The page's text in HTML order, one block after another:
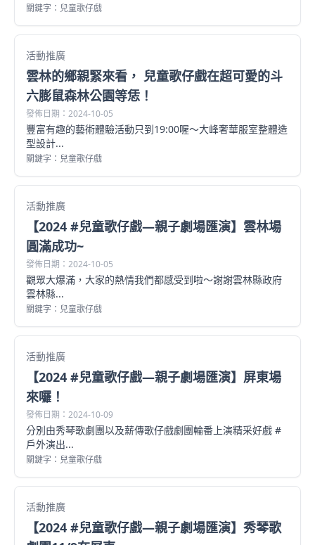
關鍵字：兒童歌仔戲
活動推廣
雲林的鄉親緊來看， 兒童歌仔戲在超可愛的斗
六膨鼠森林公園等恁！
發佈日期：2024-10-05
豐富有趣的藝術體驗活動只到19:00喔～大峰奢華服室整體造
型設計...
關鍵字：兒童歌仔戲
活動推廣
【2024 #兒童歌仔戲—親子劇場匯演】雲林場
圓滿成功~
發佈日期：2024-10-05
觀眾大爆滿，大家的熱情我們都感受到啦～謝謝雲林縣政府
雲林縣...
關鍵字：兒童歌仔戲
活動推廣
【2024 #兒童歌仔戲—親子劇場匯演】屏東場
來囉！
發佈日期：2024-10-09
分別由秀琴歌劇團以及薪傳歌仔戲劇團輪番上演精采好戲 #
戶外演出...
關鍵字：兒童歌仔戲
活動推廣
【2024 #兒童歌仔戲—親子劇場匯演】秀琴歌